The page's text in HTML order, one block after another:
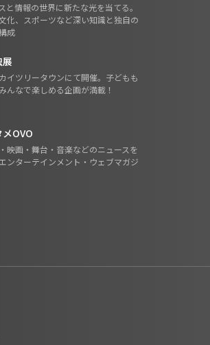
と情報の世界に新たな光を当てる。
化、スポーツなど深い知識と独自の
成
イツリータウンにて開催。子どもも
んなで楽しめる企画が満載！
OVO
映画・舞台・音楽などのニュースを
ンターテインメント・ウェブマガジ